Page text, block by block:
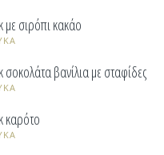
με σιρόπι κακάο
σοκολάτα βανίλια με σταφίδες
καρότο